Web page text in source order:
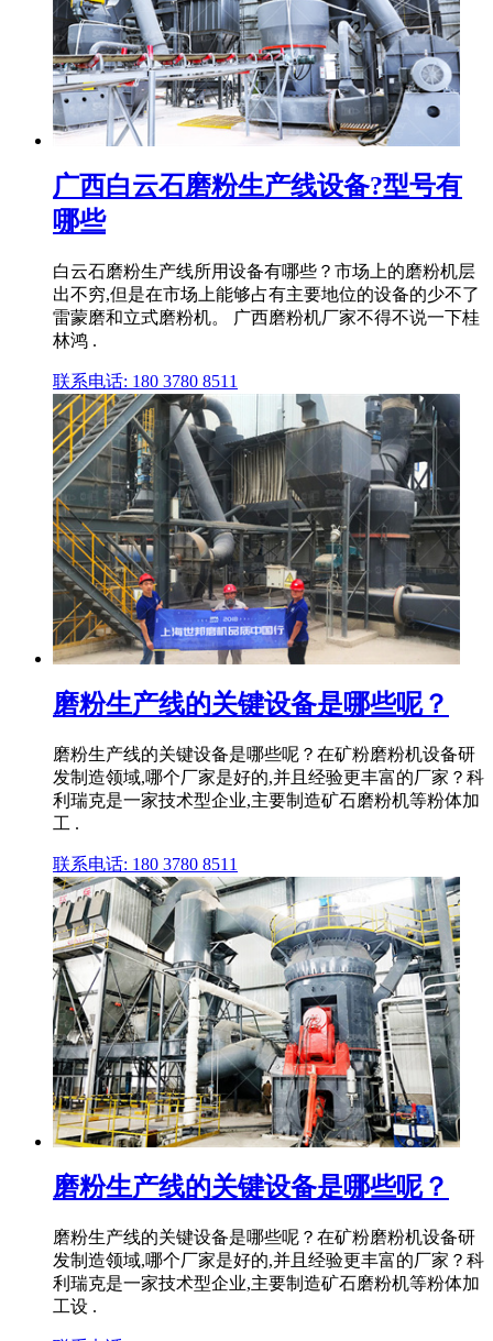
广西白云石磨粉生产线设备?型号有
哪些
白云石磨粉生产线所用设备有哪些？市场上的磨粉机层
出不穷,但是在市场上能够占有主要地位的设备的少不了
雷蒙磨和立式磨粉机。 广西磨粉机厂家不得不说一下桂
林鸿 .
联系电话: 180 3780 8511
磨粉生产线的关键设备是哪些呢？
磨粉生产线的关键设备是哪些呢？在矿粉磨粉机设备研
发制造领域,哪个厂家是好的,并且经验更丰富的厂家？科
利瑞克是一家技术型企业,主要制造矿石磨粉机等粉体加
工 .
联系电话: 180 3780 8511
磨粉生产线的关键设备是哪些呢？
磨粉生产线的关键设备是哪些呢？在矿粉磨粉机设备研
发制造领域,哪个厂家是好的,并且经验更丰富的厂家？科
利瑞克是一家技术型企业,主要制造矿石磨粉机等粉体加
工设 .